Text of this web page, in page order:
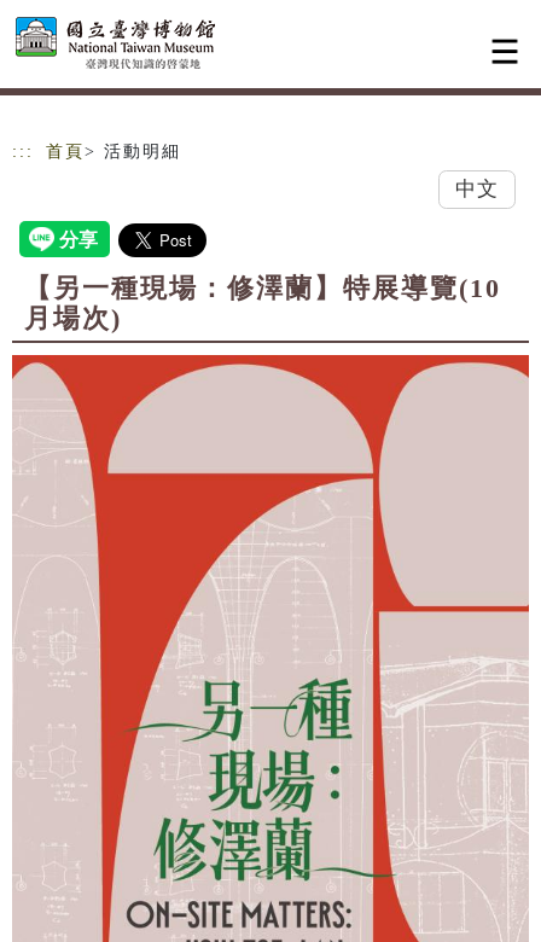
跳到主要內容
網站導覽
::: 首頁 > 活動明細
中文
【另一種現場：修澤蘭】特展導覽(10
月場次)